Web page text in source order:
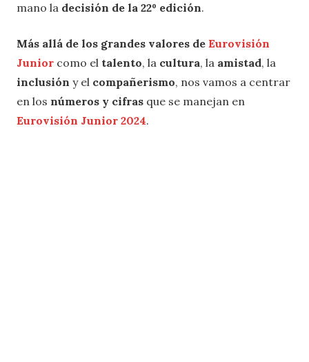
mano la decisión de la 22º edición.
Más allá de los grandes valores de Eurovisión
Junior como el talento, la cultura, la amistad, la
inclusión y el compañerismo, nos vamos a centrar
en los números y cifras que se manejan en
Eurovisión Junior 2024.